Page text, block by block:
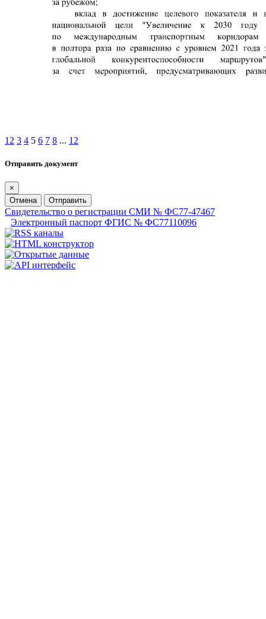
1 2 3 4 5 6 7 8 ... 12
Отправить документ
×
Отмена
Отправить
Свидетельство о регистрации СМИ № ФС77-47467
Электронный паспорт ФГИС № ФС77110096